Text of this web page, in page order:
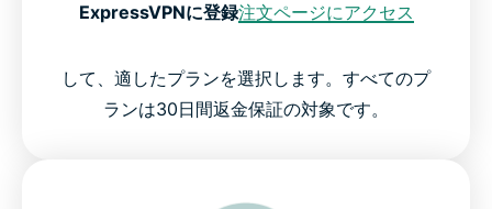
ExpressVPNに登録注文ページにアクセス
して、適したプランを選択します。すべてのプ
ランは30日間返金保証の対象です。